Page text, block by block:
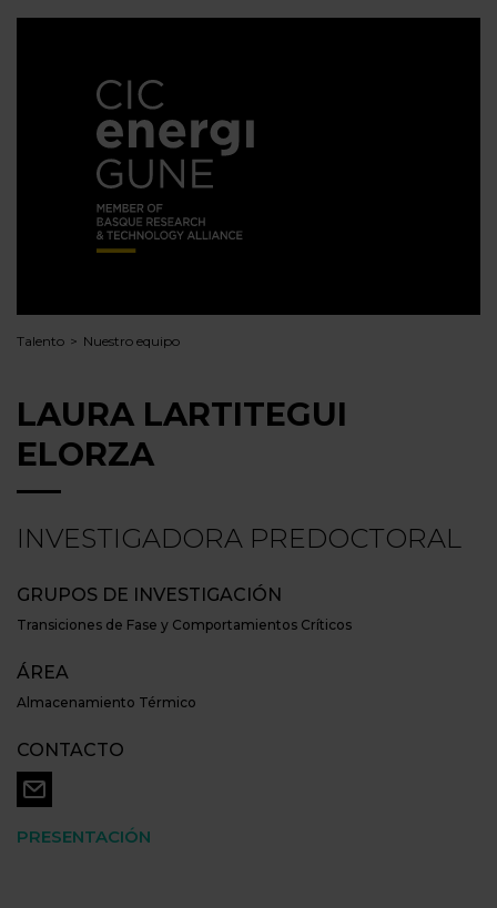
Talento Nuestro equipo
LAURA LARTITEGUI
ELORZA
INVESTIGADORA PREDOCTORAL
GRUPOS DE INVESTIGACIÓN
Transiciones de Fase y Comportamientos Críticos
ÁREA
Almacenamiento Térmico
CONTACTO
PRESENTACIÓN